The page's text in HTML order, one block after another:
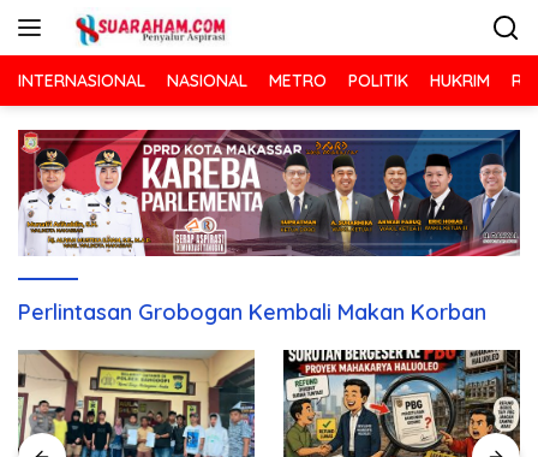
INTERNASIONAL NASIONAL METRO POLITIK HUKRIM
Perlintasan Grobogan Kembali Makan Korban